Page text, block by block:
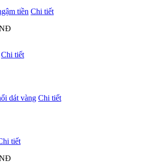
tiền Chi tiết
Chi tiết
dát vàng Chi tiết
tiết